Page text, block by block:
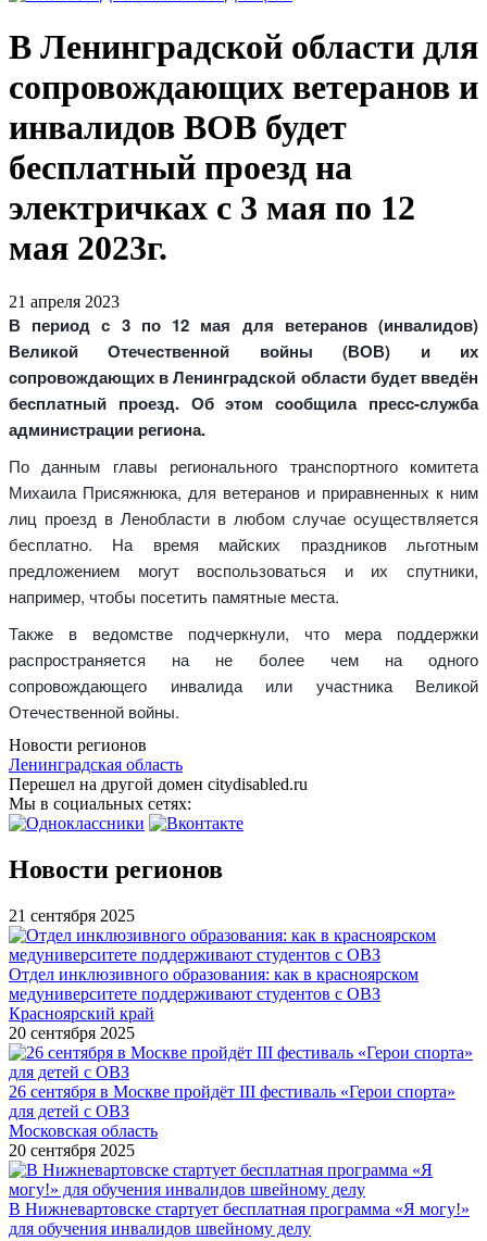
В Ленинградской области для
сопровождающих ветеранов и
инвалидов ВОВ будет
бесплатный проезд на
электричках с 3 мая по 12
мая 2023г.
21 апреля 2023
В период с 3 по 12 мая для ветеранов (инвалидов)
Великой Отечественной войны (ВОВ) и их
сопровождающих в Ленинградской области будет введён
бесплатный проезд. Об этом сообщила пресс-служба
администрации региона.
По данным главы регионального транспортного комитета
Михаила Присяжнюка, для ветеранов и приравненных к ним
лиц проезд в Ленобласти в любом случае осуществляется
бесплатно. На время майских праздников льготным
предложением могут воспользоваться и их спутники,
например, чтобы посетить памятные места.
Также в ведомстве подчеркнули, что мера поддержки
распространяется на не более чем на одного
сопровождающего инвалида или участника Великой
Отечественной войны.
Новости регионов
Ленинградская область
Перешел на другой домен citydisabled.ru
Мы в социальных сетях:
Новости регионов
21 сентября 2025
Отдел инклюзивного образования: как в красноярском
медуниверситете поддерживают студентов с ОВЗ
Красноярский край
20 сентября 2025
26 сентября в Москве пройдёт III фестиваль «Герои спорта»
для детей с ОВЗ
Московская область
20 сентября 2025
В Нижневартовске стартует бесплатная программа «Я могу!»
для обучения инвалидов швейному делу